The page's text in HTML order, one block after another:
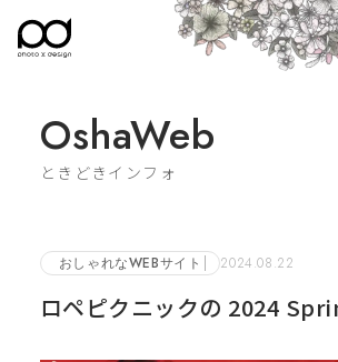
OshaWeb
ときどきインフォ
おしゃれなWEBサイト 2024.08.22
ロペピクニックの 2024